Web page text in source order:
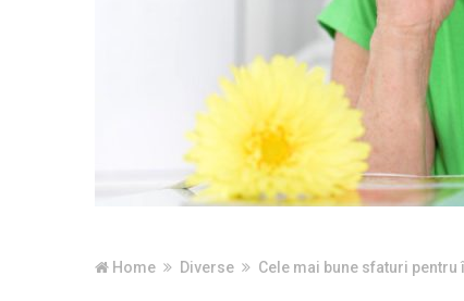
Home Diverse Cele mai bune sfaturi